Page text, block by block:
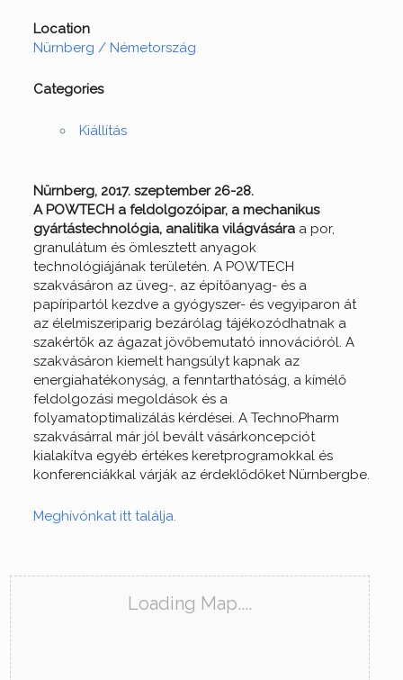
Location
Nürnberg / Németország
Categories
Kiállítás
Nürnberg, 2017. szeptember 26-28.
A POWTECH a feldolgozóipar, a mechanikus
gyártástechnológia, analitika világvásáraa por,
granulátum és ömlesztett anyagok
technológiájának területén. A POWTECH
szakvásáron az üveg-, az építőanyag- és a
papíripartól kezdve a gyógyszer- és vegyiparon át
az élelmiszeriparig bezárólag tájékozódhatnak a
szakértők az ágazat jövőbemutató innovációról. A
szakvásáron kiemelt hangsúlyt kapnak az
energiahatékonyság, a fenntarthatóság, a kímélő
feldolgozási megoldások és a
folyamatoptimalizálás kérdései. A TechnoPharm
szakvásárral már jól bevált vásárkoncepciót
kialakítva egyéb értékes keretprogramokkal és
konferenciákkal várják az érdeklődőket Nürnbergbe.
Meghívónkat itt találja.
Loading Map....